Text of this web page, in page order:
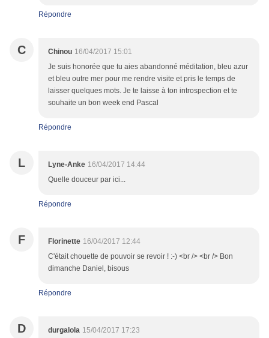
Répondre
C Chinou 16/04/2017 15:01
Je suis honorée que tu aies abandonné méditation, bleu azur
et bleu outre mer pour me rendre visite et pris le temps de
laisser quelques mots. Je te laisse à ton introspection et te
souhaite un bon week end Pascal
Répondre
L Lyne-Anke 16/04/2017 14:44
Quelle douceur par ici...
Répondre
F Florinette 16/04/2017 12:44
C'était chouette de pouvoir se revoir ! :-) <br /> <br /> Bon
dimanche Daniel, bisous
Répondre
D durgalola 15/04/2017 17:23